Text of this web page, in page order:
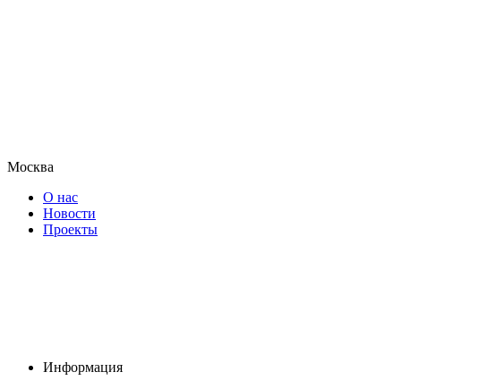
Москва
О нас
Новости
Проекты
Информация